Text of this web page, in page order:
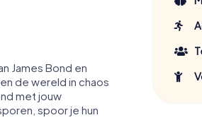
James Bond en
de wereld in chaos
met jouw
spoor je hun